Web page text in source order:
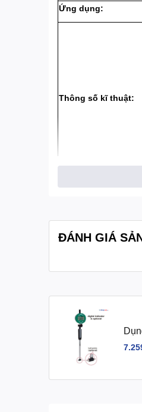
Ứng dụng:
Thông số kĩ thuật:
ĐÁNH GIÁ